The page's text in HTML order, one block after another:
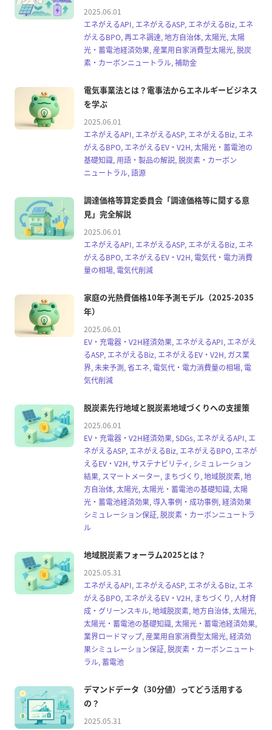
2025.06.01
エネがえるAPI, エネがえるASP, エネがえるBiz, エネ
がえるBPO, 再エネ調達, 地方自治体, 太陽光, 太陽
光・蓄電池経済効果, 産業用自家消費型太陽光, 脱炭
素・カーボンニュートラル, 補助金
電気事業法とは？電事法からエネルギービジネス
を学ぶ
2025.06.01
エネがえるAPI, エネがえるASP, エネがえるBiz, エネ
がえるBPO, エネがえるEV・V2H, 太陽光・蓄電池の
基礎知識, 用語・製品の解説, 脱炭素・カーボン
ニュートラル, 語源
調達価格等算定委員会「調達価格等に関する意
見」完全解説
2025.06.01
エネがえるAPI, エネがえるASP, エネがえるBiz, エネ
がえるBPO, エネがえるEV・V2H, 電気代・電力消費
量の相場, 電気代削減
家庭の光熱費価格10年予測モデル（2025-2035
年）
2025.06.01
EV・充電器・V2H経済効果, エネがえるAPI, エネがえ
るASP, エネがえるBiz, エネがえるEV・V2H, ガス業
界, 未来予測, 省エネ, 電気代・電力消費量の相場, 電
気代削減
脱炭素先行地域と脱炭素地域づくりへの支援策
2025.06.01
EV・充電器・V2H経済効果, SDGs, エネがえるAPI, エ
ネがえるASP, エネがえるBiz, エネがえるBPO, エネが
えるEV・V2H, サステナビリティ, シミュレーション
結果, スマートメーター, まちづくり, 地域脱炭素, 地
方自治体, 太陽光, 太陽光・蓄電池の基礎知識, 太陽
光・蓄電池経済効果, 導入事例・成功事例, 経済効果
シミュレーション保証, 脱炭素・カーボンニュートラ
ル
地域脱炭素フォーラム2025とは？
2025.05.31
エネがえるAPI, エネがえるASP, エネがえるBiz, エネ
がえるBPO, エネがえるEV・V2H, まちづくり, 人材育
成・グリーンスキル, 地域脱炭素, 地方自治体, 太陽光,
太陽光・蓄電池の基礎知識, 太陽光・蓄電池経済効果,
業界ロードマップ, 産業用自家消費型太陽光, 経済効
果シミュレーション保証, 脱炭素・カーボンニュート
ラル, 蓄電池
デマンドデータ（30分値）ってどう活用する
の？
2025.05.31